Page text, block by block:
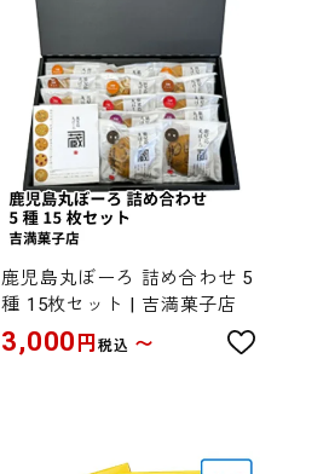
鹿児島丸ぼーろ 詰め合わせ 5
種 15枚セット | 吉満菓子店
3,000 円税込 〜